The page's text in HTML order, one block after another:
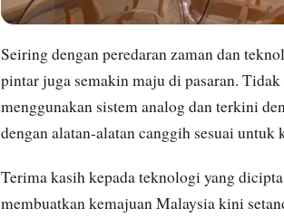
Seiring dengan peredaran zaman dan
pintar juga semakin maju di pasaran.
menggunakan sistem analog dan terkini
dengan alatan-alatan canggih sesuai untuk
Terima kasih kepada teknologi yang
membuatkan kemajuan Malaysia kini